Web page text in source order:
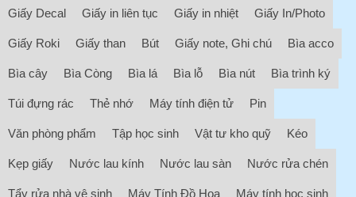
Giấy Decal Giấy in liên tục Giấy in nhiệt Giấy In/Photo
Giấy Roki Giấy than Bút Giấy note, Ghi chú Bìa acco
Bìa cây Bìa Còng Bìa lá Bìa lỗ Bìa nút Bìa trình ký
Túi đựng rác Thẻ nhớ Máy tính điện tử Pin
Văn phòng phẩm Tập học sinh Vật tư kho quỹ Kéo
Kẹp giấy Nước lau kính Nước lau sàn Nước rửa chén
Tẩy rửa nhà vệ sinh Máy Tính Đồ Họa Máy tính học sinh